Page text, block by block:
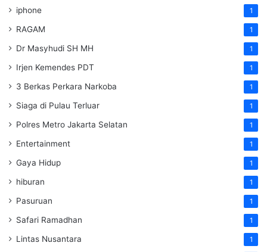
iphone 1
RAGAM 1
Dr Masyhudi SH MH 1
Irjen Kemendes PDT 1
3 Berkas Perkara Narkoba 1
Siaga di Pulau Terluar 1
Polres Metro Jakarta Selatan 1
Entertainment 1
Gaya Hidup 1
hiburan 1
Pasuruan 1
Safari Ramadhan 1
Lintas Nusantara 1